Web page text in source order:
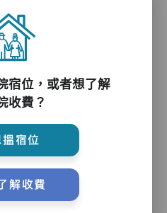
,保健員,到診醫生
、量度生命表徵、協助沐
宿位，或者想了解
收費？
宿位
解收費